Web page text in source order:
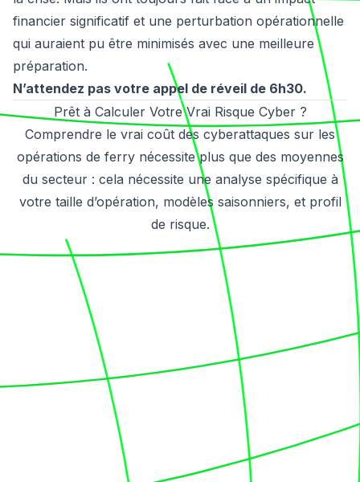
financier significatif et une perturbation opérationnelle
qui auraient pu être minimisés avec une meilleure
préparation.
N’attendez pas votre appel de réveil de 6h30.
Prêt à Calculer Votre Vrai Risque Cyber ?
Comprendre le vrai coût des cyberattaques sur les
opérations de ferry nécessite plus que des moyennes
du secteur : cela nécessite une analyse spécifique à
votre taille d’opération, modèles saisonniers, et profil
de risque.